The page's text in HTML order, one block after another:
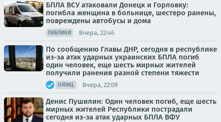
БПЛА ВСУ атаковали Донецк и Горловку:
погибла женщина в больнице, шестеро ранены,
повреждены автобусы и дома
ПАБЛИКИ Вчера, 22:46
По сообщению Главы ДНР, сегодня в республике
из-за атак ударных украинских БПЛА погиб
один человек, еще шесть мирных жителей
получили ранения разной степени тяжести
ОФИЦ. Вчера, 22:09
Денис Пушилин: Один человек погиб, еще шесть
мирных жителей Республики пострадали
сегодня из-за атак ударных БПЛА ВФУ